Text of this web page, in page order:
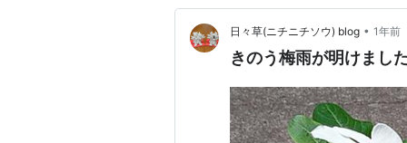
日々草(ニチニチソウ) blog • 1年前
きのう梅雨が明けまし